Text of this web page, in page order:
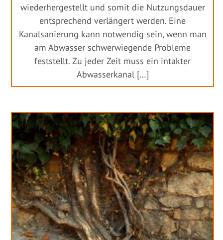
wiederhergestellt und somit die Nutzungsdauer
entsprechend verlängert werden. Eine
Kanalsanierung kann notwendig sein, wenn man
am Abwasser schwerwiegende Probleme
feststellt. Zu jeder Zeit muss ein intakter
Abwasserkanal […]